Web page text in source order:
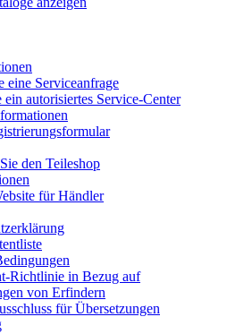
eine Serviceanfrage
ein autorisiertes Service-Center
den Teileshop
für Händler
Richtlinie in Bezug auf
von Erfindern
für Übersetzungen